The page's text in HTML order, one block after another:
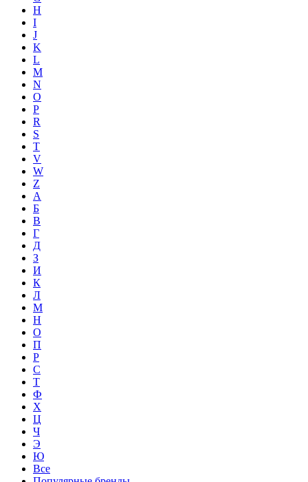
H
I
J
K
L
M
N
O
P
R
S
T
V
W
Z
А
Б
В
Г
Д
З
И
К
Л
М
Н
О
П
Р
С
Т
Ф
Х
Ц
Ч
Э
Ю
Все